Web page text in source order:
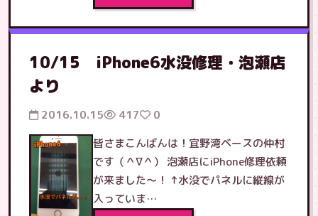
10/15 iPhone6水没修理・泡瀬店
より
2016.10.15 417
0
皆さまこんばんは！宜野湾ベースの仲村
です（＾∇＾） 泡瀬店にiPhone修理依頼
が来ました〜！ ↑水没でパネルに縦線が
入っていま…